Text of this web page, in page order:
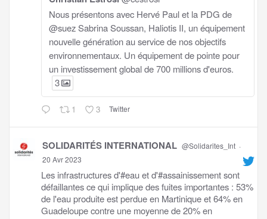
Nous présentons avec Hervé Paul et la PDG de
@suez Sabrina Soussan, Haliotis II, un équipement
nouvelle génération au service de nos objectifs
environnementaux. Un équipement de pointe pour
un investissement global de 700 millions d'euros.
3
1 3 Twitter
SOLIDARITÉS INTERNATIONAL @Solidarites_Int ·
20 Avr 2023
Les infrastructures d'#eau et d'#assainissement sont
défaillantes ce qui implique des fuites importantes : 53%
de l'eau produite est perdue en Martinique et 64% en
Guadeloupe contre une moyenne de 20% en